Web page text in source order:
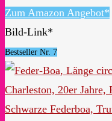
Zum Amazon Angebot*
Bild-Link*
Bestseller Nr. 7